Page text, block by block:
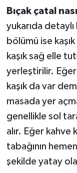
Bıçak çatal
yukarıda
bölümü ise
kaşık sağ elle
yerleştirilir.
kaşık da var
masada yer
genellikle sol
alır. Eğer kahve
tabağının
şekilde yatay